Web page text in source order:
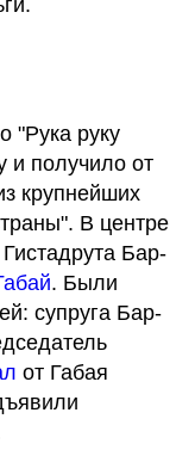
"Рука руку
и получило от
крупнейших
В центре
Бар-
. Были
супруга Бар-
от Габая